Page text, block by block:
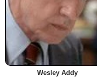
Wesley Addy